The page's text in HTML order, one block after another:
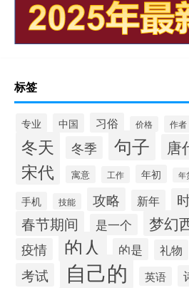
标签
专业 中国 习俗 价格 作者
冬天 冬季 句子 唐
宋代 寓意 工作 年初 年
手机 技能 攻略 新年
春节期间 是一个 梦幻
疫情
的人 的是 礼物
考试 自己的 英语